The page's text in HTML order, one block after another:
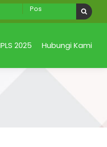
Jawa Timur
2025 Hubungi Kami